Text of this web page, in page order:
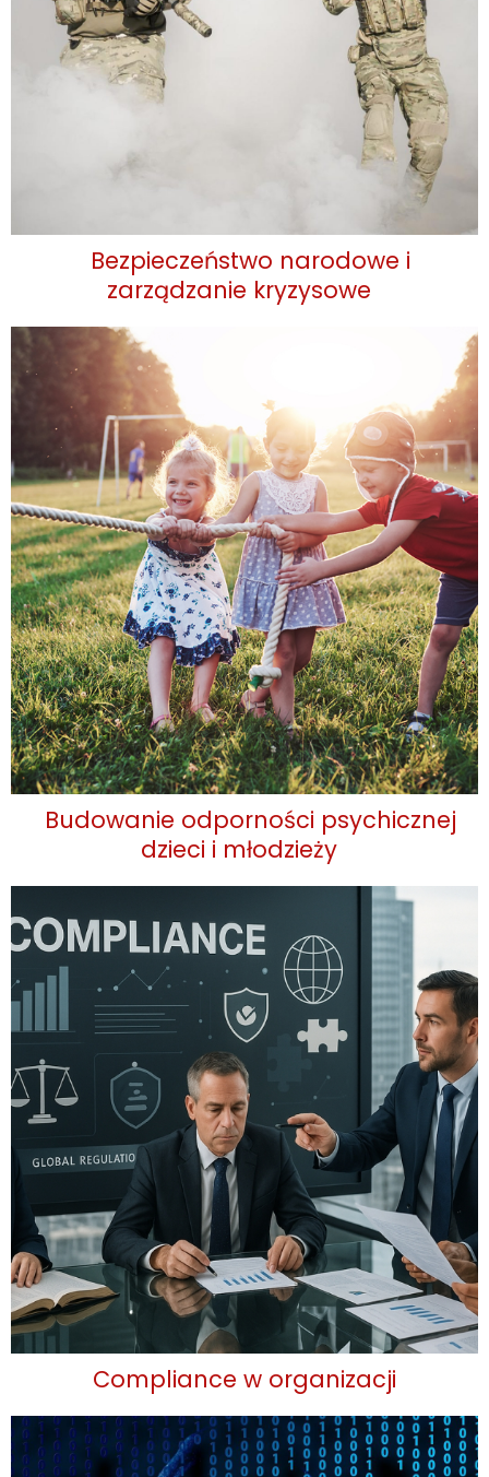
Bezpieczeństwo narodowe i
zarządzanie kryzysowe
Budowanie odporności psychicznej
dzieci i młodzieży
Compliance w organizacji